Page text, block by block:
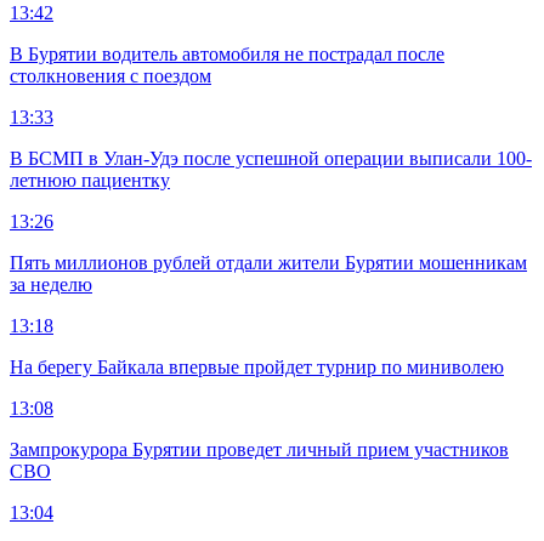
13:42
В Бурятии водитель автомобиля не пострадал после
столкновения с поездом
13:33
В БСМП в Улан-Удэ после успешной операции выписали 100-
летнюю пациентку
13:26
Пять миллионов рублей отдали жители Бурятии мошенникам
за неделю
13:18
На берегу Байкала впервые пройдет турнир по миниволею
13:08
Зампрокурора Бурятии проведет личный прием участников
СВО
13:04